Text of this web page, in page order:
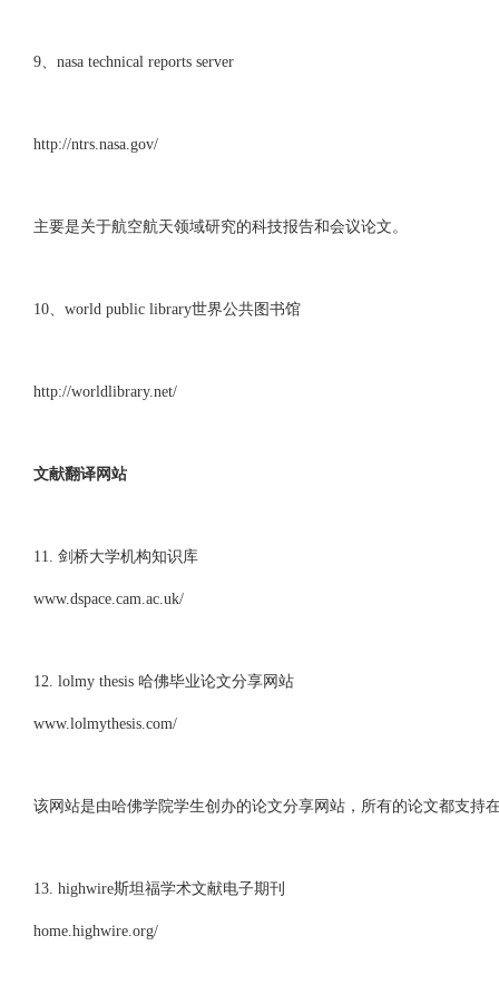
9、nasa technical reports server
http://ntrs.nasa.gov/
主要是关于航空航天领域研究的科技报告和会议论文。
10、world public library世界公共图书馆
http://worldlibrary.net/
文献翻译网站
11. 剑桥大学机构知识库
www.dspace.cam.ac.uk/
12. lolmy thesis 哈佛毕业论文分享网站
www.lolmythesis.com/
该网站是由哈佛学院学生创办的论文分享网站，所有的论文都支持
13. highwire斯坦福学术文献电子期刊
home.highwire.org/